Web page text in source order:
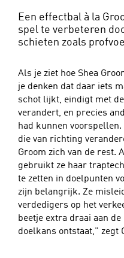
Een effectbal à la
spel te verbeteren
schieten zoals
Als je ziet hoe Shea
je denken dat daar iets
schot lijkt, eindigt met
verandert, en precies
had kunnen
die van richting
Groom zich van de rest.
gebruikt ze haar
te zetten in doelpunten
zijn belangrijk. Ze
verdedigers op het
beetje extra draai aan
doelkans ontstaat," zegt